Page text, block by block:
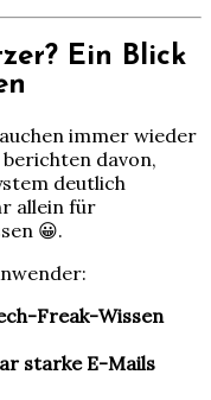
Ein Blick
immer wieder
berichten davon,
deutlich
allein für
😀.
Freak-Wissen
starke E-Mails